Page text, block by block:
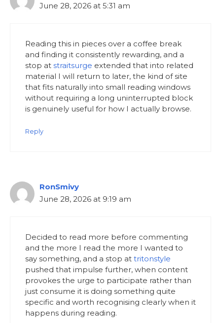
June 28, 2026 at 5:31 am
Reading this in pieces over a coffee break
and finding it consistently rewarding, and a
stop at straitsurge extended that into related
material I will return to later, the kind of site
that fits naturally into small reading windows
without requiring a long uninterrupted block
is genuinely useful for how I actually browse.
Reply
RonSmivy
June 28, 2026 at 9:19 am
Decided to read more before commenting
and the more I read the more I wanted to
say something, and a stop at tritonstyle
pushed that impulse further, when content
provokes the urge to participate rather than
just consume it is doing something quite
specific and worth recognising clearly when it
happens during reading.